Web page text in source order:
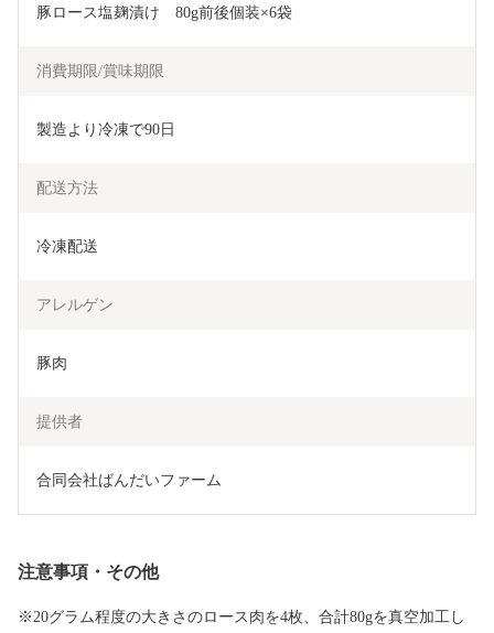
豚ロース塩麹漬け　80g前後個装×6袋
消費期限/賞味期限
製造より冷凍で90日
配送方法
冷凍配送
アレルゲン
豚肉
提供者
合同会社ばんだいファーム
注意事項・その他
※20グラム程度の大きさのロース肉を4枚、合計80gを真空加工し